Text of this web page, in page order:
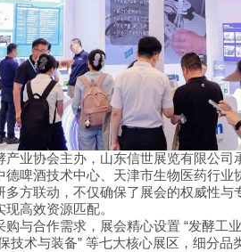
产业协会主办，山东信世展览有限公司
德啤酒技术中心、天津市生物医药行业
多方联动，不仅确保了展会的权威性与
高效资源匹配。
购与合作需求，展会精心设置 “发酵工
技术与装备” 等七大核心展区，细分品